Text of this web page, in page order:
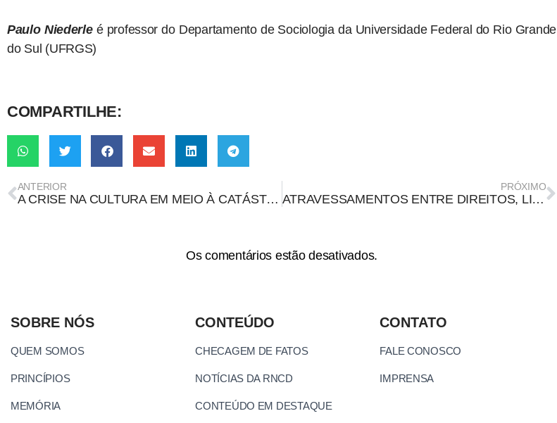
Paulo Niederle é professor do Departamento de Sociologia da Universidade Federal do Rio Grande
do Sul (UFRGS)
COMPARTILHE:
ANTERIOR
A CRISE NA CULTURA EM MEIO À CATÁSTROFE CLIMÁTICA
PRÓXIMO
ATRAVESSAMENTOS ENTRE DIREITOS, LIBERDADES E AVANÇO DA CULTURA DIGITAL
Os comentários estão desativados.
SOBRE NÓS
QUEM SOMOS
PRINCÍPIOS
MEMÓRIA
CONTEÚDO
CHECAGEM DE FATOS
NOTÍCIAS DA RNCD
CONTEÚDO EM DESTAQUE
CONTATO
FALE CONOSCO
IMPRENSA